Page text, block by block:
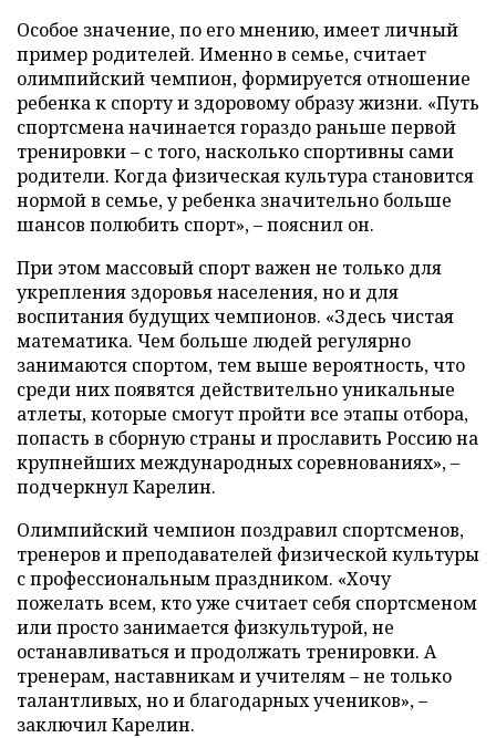
Особое значение, по его мнению, имеет личный
пример родителей. Именно в семье, считает
олимпийский чемпион, формируется отношение
ребенка к спорту и здоровому образу жизни. «Путь
спортсмена начинается гораздо раньше первой
тренировки – с того, насколько спортивны сами
родители. Когда физическая культура становится
нормой в семье, у ребенка значительно больше
шансов полюбить спорт», – пояснил он.
При этом массовый спорт важен не только для
укрепления здоровья населения, но и для
воспитания будущих чемпионов. «Здесь чистая
математика. Чем больше людей регулярно
занимаются спортом, тем выше вероятность, что
среди них появятся действительно уникальные
атлеты, которые смогут пройти все этапы отбора,
попасть в сборную страны и прославить Россию на
крупнейших международных соревнованиях», –
подчеркнул Карелин.
Олимпийский чемпион поздравил спортсменов,
тренеров и преподавателей физической культуры
с профессиональным праздником. «Хочу
пожелать всем, кто уже считает себя спортсменом
или просто занимается физкультурой, не
останавливаться и продолжать тренировки. А
тренерам, наставникам и учителям – не только
талантливых, но и благодарных учеников», –
заключил Карелин.